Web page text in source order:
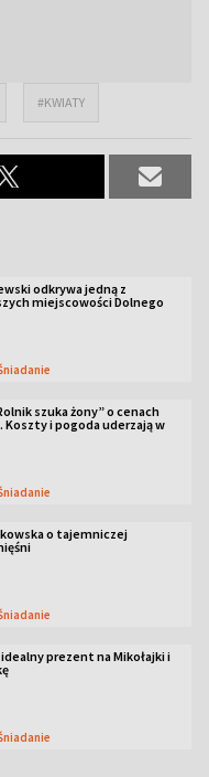
#KWIATY
odkrywa jedną z
miejscowości Dolnego
szuka żony” o cenach
Koszty i pogoda uderzają w
o tajemniczej
prezent na Mikołajki i